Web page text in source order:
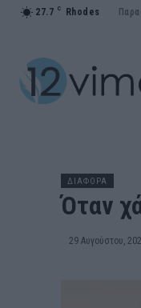
27.7 C Rhodes
ΔΙΑΦΟΡΑ
Όταν
29 Αυγούστου,